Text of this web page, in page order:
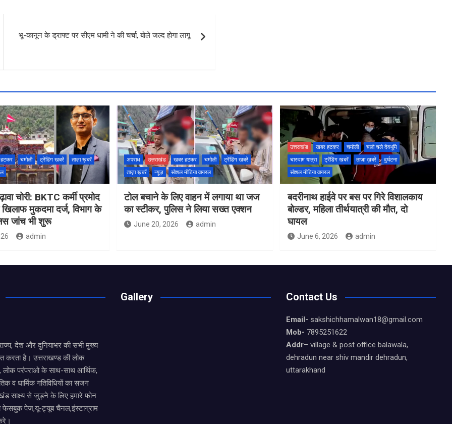
भू-कानून के ड्राफ्ट पर सीएम धामी ने की चर्चा, बोले जल्द होगा लागू
चमोली ट्रेंडिंग खबरें
ताज़ा ख़बरें
चोरी: BKTC कर्मी प्रमोद
मुकदमा दर्ज, विभाग के
जांच भी शुरू
admin
अपराध उत्तराखंड खबर हटकर चमोली
ट्रेंडिंग खबरें
ताज़ा ख़बरें
न्यूज़ सोशल मीडिया वायरल
टोल बचाने के लिए वाहन में लगाया था जज
का स्टीकर, पुलिस ने लिया सख्त एक्शन
June 20, 2026 admin
उत्तराखंड खबर हटकर चमोली
चलो चले देवभूमि
चारधाम यात्रा
ट्रेंडिंग खबरें ताज़ा ख़बरें
दुर्घटना
सोशल मीडिया वायरल
बदरीनाथ हाईवे पर बस पर गिरे विशालकाय
बोल्डर, महिला तीर्थयात्री की मौत, दो
घायल
June 6, 2026 admin
देश और दुनियाभर की सभी मुख्य
करता है। उत्तराखण्ड की लोक
लोक परंपराओ के साथ-साथ आर्थिक,
व धार्मिक गतिविधियों का सजग
साक्ष्य से जुड़ने के लिए हमारे फोन
फेसबुक पेज,यू-ट्यूब चैनल,इंस्टाग्राम
Gallery Contact Us
Email- sakshichhamalwan18@gmail.com
Mob- 7895251622
Addr– village & post office balawala,
dehradun near shiv mandir dehradun,
uttarakhand